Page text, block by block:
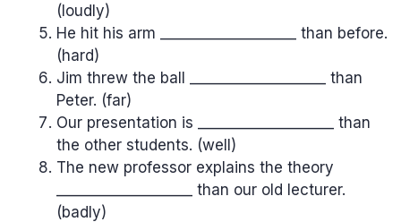
(loudly)
He hit his arm ___________________ than before.
(hard)
Jim threw the ball ___________________ than
Peter. (far)
Our presentation is ___________________ than
the other students. (well)
The new professor explains the theory
___________________ than our old lecturer.
(badly)